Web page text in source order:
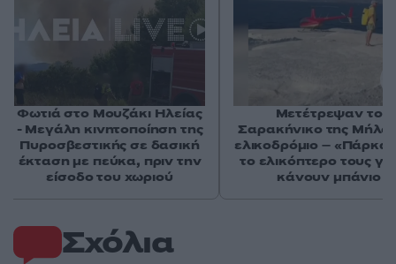
Σχόλια
Φωτιά στο Μουζάκι Ηλείας
- Μεγάλη κινητοποίηση της
Πυροσβεστικής σε δασική
έκταση με πεύκα, πριν την
είσοδο του χωριού
Μετέτρεψαν το
Σαρακήνικο της
ελικοδρόμιο –
το ελικόπτερο τους
κάνουν μπάνιο